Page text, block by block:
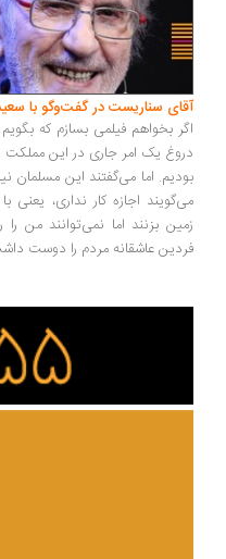
سناریست در گفت‌وگو با سعید
بخواهم فیلمی بسازم که بگویم
یک امر جاری در این مملکت است.
اما می‌گفتند این مسلمان
اجازه کار نداری، یعنی با
بزنند اما نمی‌توانند من را روی
عاشقانه مردم را دوست داشت ...